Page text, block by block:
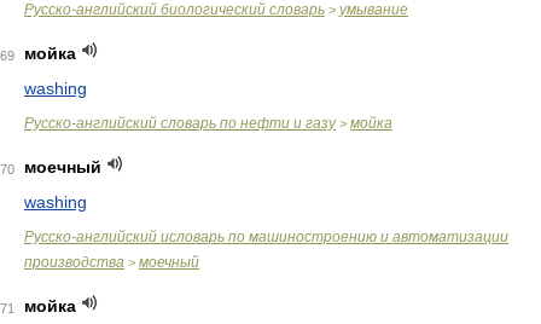
Русско-английский биологический словарь > умывание
69
мойка
washing
Русско-английский словарь по нефти и газу> мойка
70
моечный
washing
Русско-английский исловарь по машиностроению и автоматизации
производства > моечный
71
мойка